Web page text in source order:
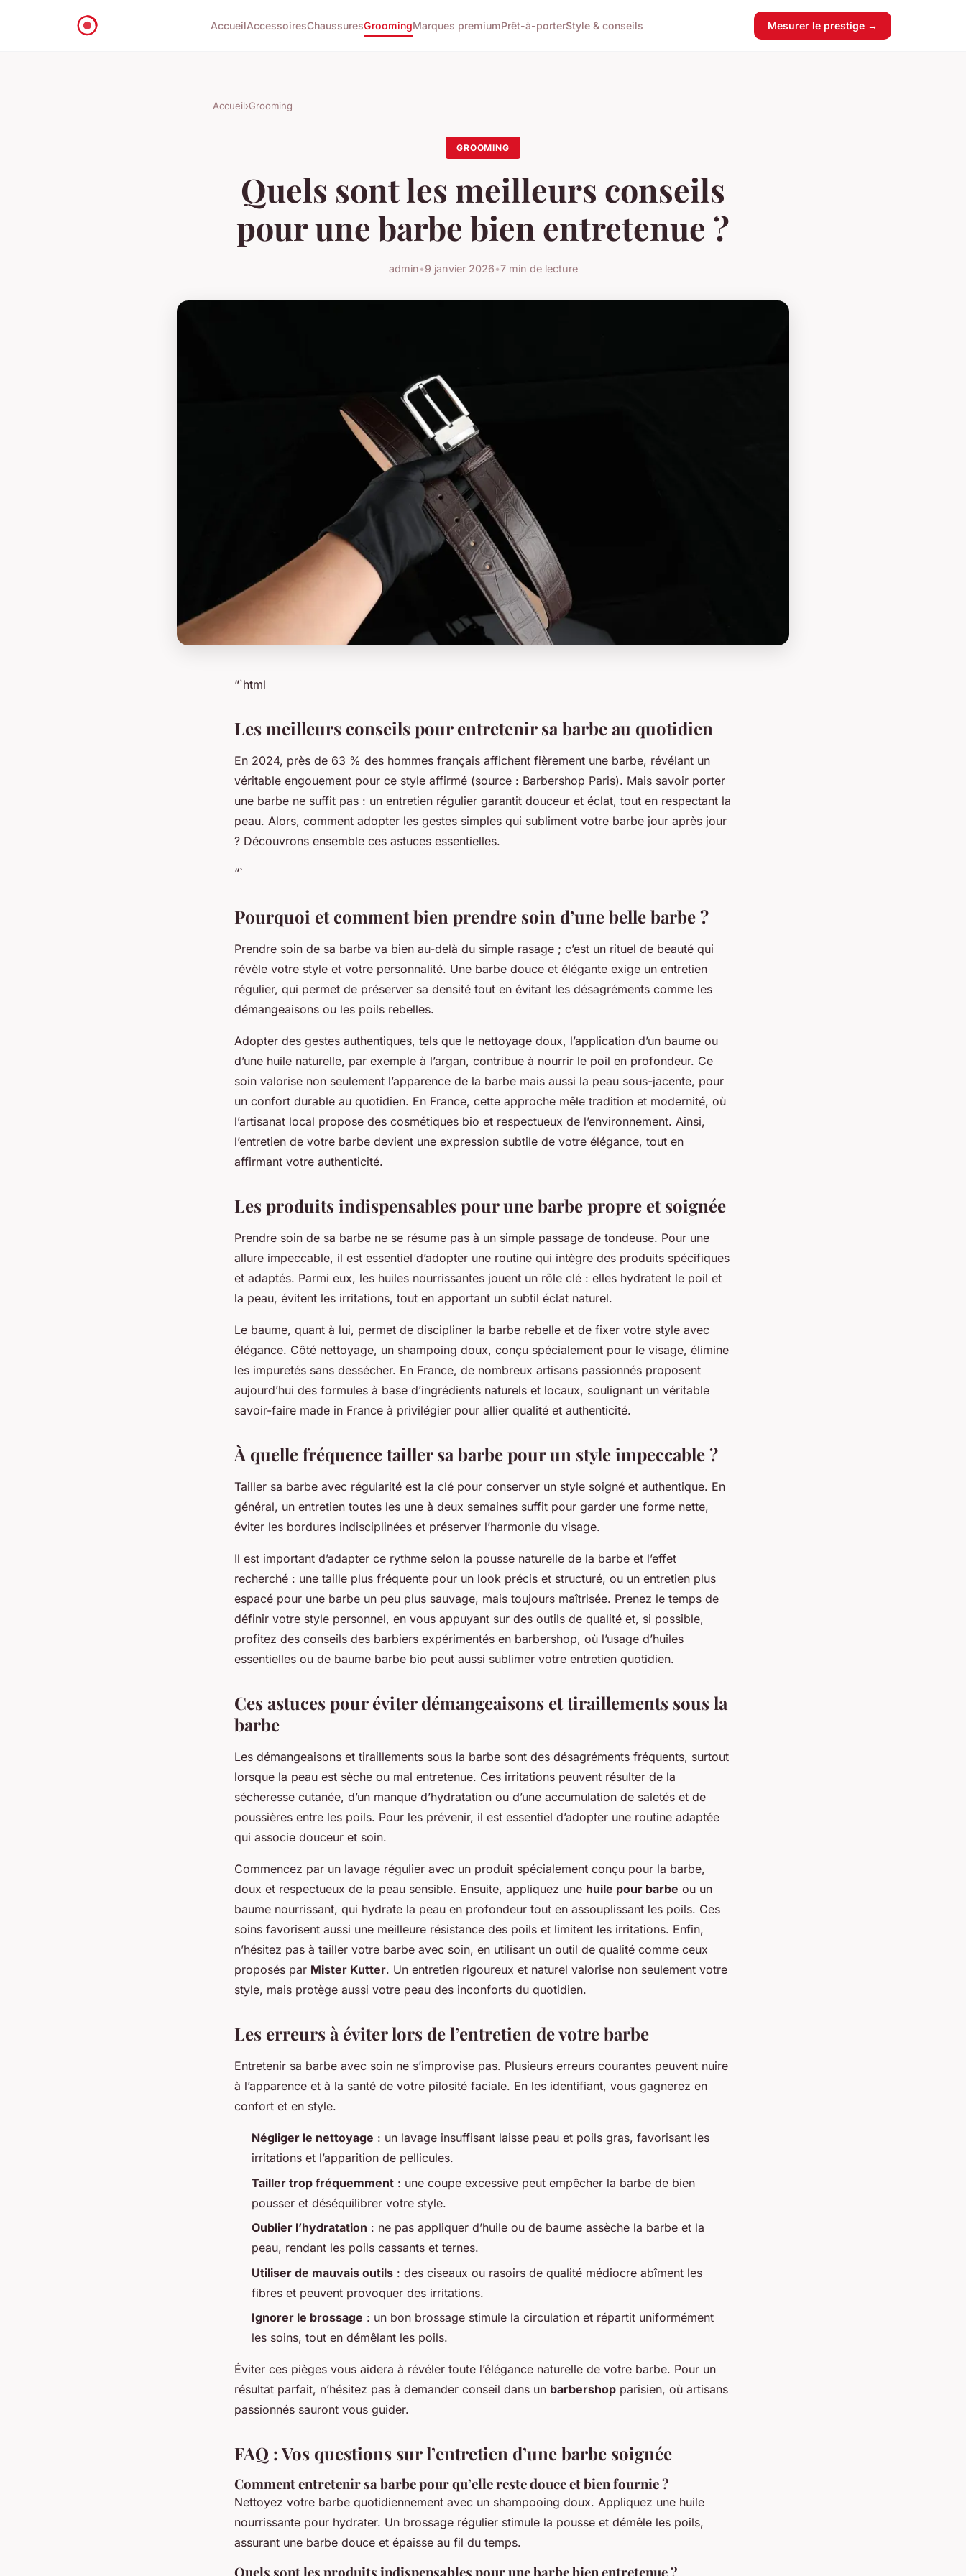
AccueilAccessoiresChaussuresGroomingMarques premiumPrêt-à-porterStyle & conseils Mesurer le prestige →
Accueil›Grooming
GROOMING
Quels sont les meilleurs conseils
pour une barbe bien entretenue ?
admin•9 janvier 2026•7 min de lecture
“`html
Les meilleurs conseils pour entretenir sa barbe au quotidien
En 2024, près de 63 % des hommes français affichent fièrement une barbe, révélant un
véritable engouement pour ce style affirmé (source : Barbershop Paris). Mais savoir porter
une barbe ne suffit pas : un entretien régulier garantit douceur et éclat, tout en respectant la
peau. Alors, comment adopter les gestes simples qui subliment votre barbe jour après jour
? Découvrons ensemble ces astuces essentielles.
“`
Pourquoi et comment bien prendre soin d’une belle barbe ?
Prendre soin de sa barbe va bien au-delà du simple rasage ; c’est un rituel de beauté qui
révèle votre style et votre personnalité. Une barbe douce et élégante exige un entretien
régulier, qui permet de préserver sa densité tout en évitant les désagréments comme les
démangeaisons ou les poils rebelles.
Adopter des gestes authentiques, tels que le nettoyage doux, l’application d’un baume ou
d’une huile naturelle, par exemple à l’argan, contribue à nourrir le poil en profondeur. Ce
soin valorise non seulement l’apparence de la barbe mais aussi la peau sous-jacente, pour
un confort durable au quotidien. En France, cette approche mêle tradition et modernité, où
l’artisanat local propose des cosmétiques bio et respectueux de l’environnement. Ainsi,
l’entretien de votre barbe devient une expression subtile de votre élégance, tout en
affirmant votre authenticité.
Les produits indispensables pour une barbe propre et soignée
Prendre soin de sa barbe ne se résume pas à un simple passage de tondeuse. Pour une
allure impeccable, il est essentiel d’adopter une routine qui intègre des produits spécifiques
et adaptés. Parmi eux, les huiles nourrissantes jouent un rôle clé : elles hydratent le poil et
la peau, évitent les irritations, tout en apportant un subtil éclat naturel.
Le baume, quant à lui, permet de discipliner la barbe rebelle et de fixer votre style avec
élégance. Côté nettoyage, un shampoing doux, conçu spécialement pour le visage, élimine
les impuretés sans dessécher. En France, de nombreux artisans passionnés proposent
aujourd’hui des formules à base d’ingrédients naturels et locaux, soulignant un véritable
savoir-faire made in France à privilégier pour allier qualité et authenticité.
À quelle fréquence tailler sa barbe pour un style impeccable ?
Tailler sa barbe avec régularité est la clé pour conserver un style soigné et authentique. En
général, un entretien toutes les une à deux semaines suffit pour garder une forme nette,
éviter les bordures indisciplinées et préserver l’harmonie du visage.
Il est important d’adapter ce rythme selon la pousse naturelle de la barbe et l’effet
recherché : une taille plus fréquente pour un look précis et structuré, ou un entretien plus
espacé pour une barbe un peu plus sauvage, mais toujours maîtrisée. Prenez le temps de
définir votre style personnel, en vous appuyant sur des outils de qualité et, si possible,
profitez des conseils des barbiers expérimentés en barbershop, où l’usage d’huiles
essentielles ou de baume barbe bio peut aussi sublimer votre entretien quotidien.
Ces astuces pour éviter démangeaisons et tiraillements sous la
barbe
Les démangeaisons et tiraillements sous la barbe sont des désagréments fréquents, surtout
lorsque la peau est sèche ou mal entretenue. Ces irritations peuvent résulter de la
sécheresse cutanée, d’un manque d’hydratation ou d’une accumulation de saletés et de
poussières entre les poils. Pour les prévenir, il est essentiel d’adopter une routine adaptée
qui associe douceur et soin.
Commencez par un lavage régulier avec un produit spécialement conçu pour la barbe,
doux et respectueux de la peau sensible. Ensuite, appliquez une huile pour barbe ou un
baume nourrissant, qui hydrate la peau en profondeur tout en assouplissant les poils. Ces
soins favorisent aussi une meilleure résistance des poils et limitent les irritations. Enfin,
n’hésitez pas à tailler votre barbe avec soin, en utilisant un outil de qualité comme ceux
proposés par Mister Kutter. Un entretien rigoureux et naturel valorise non seulement votre
style, mais protège aussi votre peau des inconforts du quotidien.
Les erreurs à éviter lors de l’entretien de votre barbe
Entretenir sa barbe avec soin ne s’improvise pas. Plusieurs erreurs courantes peuvent nuire
à l’apparence et à la santé de votre pilosité faciale. En les identifiant, vous gagnerez en
confort et en style.
Négliger le nettoyage : un lavage insuffisant laisse peau et poils gras, favorisant les
irritations et l’apparition de pellicules.
Tailler trop fréquemment : une coupe excessive peut empêcher la barbe de bien
pousser et déséquilibrer votre style.
Oublier l’hydratation : ne pas appliquer d’huile ou de baume assèche la barbe et la
peau, rendant les poils cassants et ternes.
Utiliser de mauvais outils : des ciseaux ou rasoirs de qualité médiocre abîment les
fibres et peuvent provoquer des irritations.
Ignorer le brossage : un bon brossage stimule la circulation et répartit uniformément
les soins, tout en démêlant les poils.
Éviter ces pièges vous aidera à révéler toute l’élégance naturelle de votre barbe. Pour un
résultat parfait, n’hésitez pas à demander conseil dans un barbershop parisien, où artisans
passionnés sauront vous guider.
FAQ : Vos questions sur l’entretien d’une barbe soignée
Comment entretenir sa barbe pour qu’elle reste douce et bien fournie ?
Nettoyez votre barbe quotidiennement avec un shampooing doux. Appliquez une huile
nourrissante pour hydrater. Un brossage régulier stimule la pousse et démêle les poils,
assurant une barbe douce et épaisse au fil du temps.
Quels sont les produits indispensables pour une barbe bien entretenue ?